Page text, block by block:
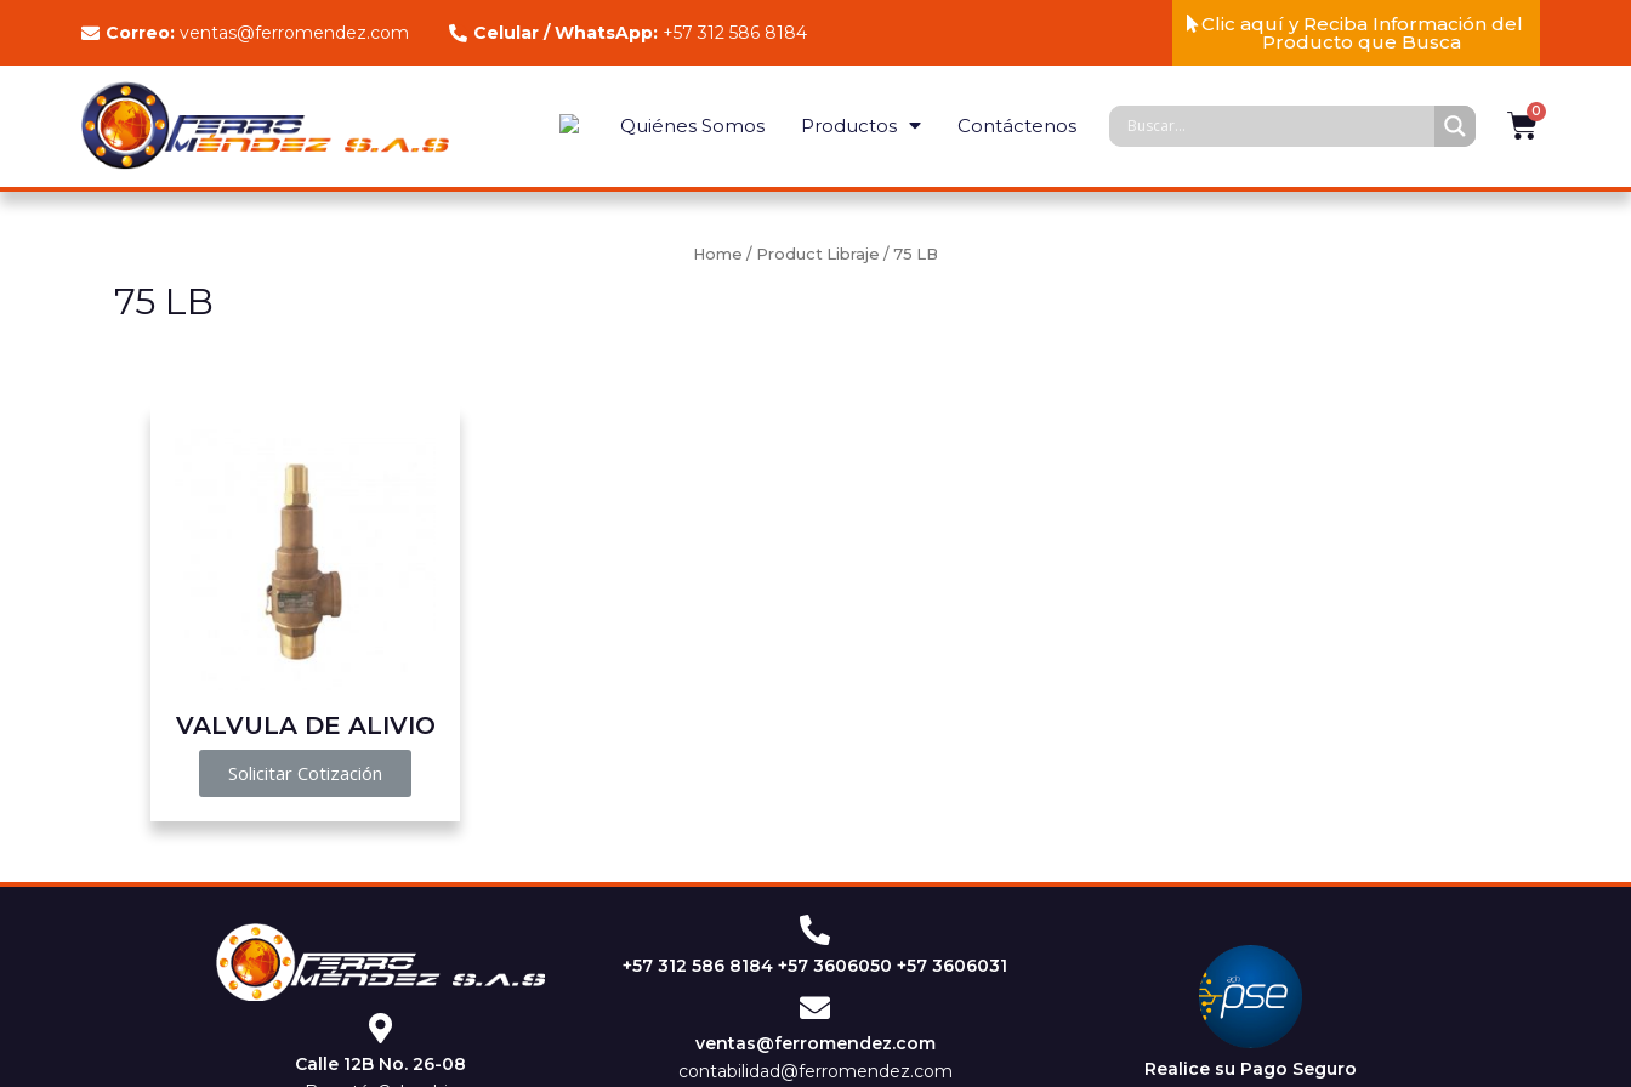
Correo: ventas@ferromendez.com Celular / WhatsApp:+57 312 586 8184 Clic aquí y Reciba Información del
Producto que Busca
Quiénes Somos Productos Contáctenos
Home / Product Libraje / 75 LB
75 LB
VALVULA DE ALIVIO
Solicitar Cotización
Calle 12B No. 26-08
+57 312 586 8184 +57 3606050 +57 3606031
ventas@ferromendez.com
contabilidad@ferromendez.com
Realice su Pago Seguro